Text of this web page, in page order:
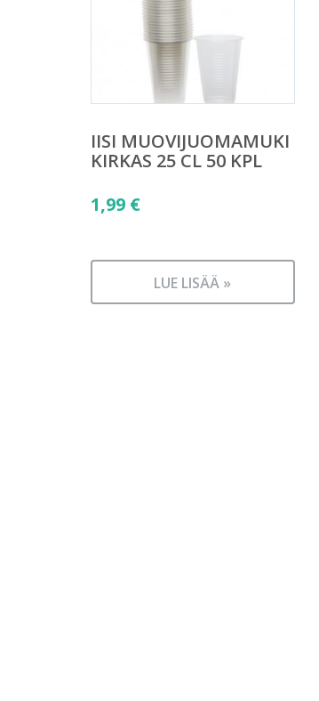
IISI MUOVIJUOMAMUKI
KIRKAS 25 CL 50 KPL
1,99 €
LUE LISÄÄ »